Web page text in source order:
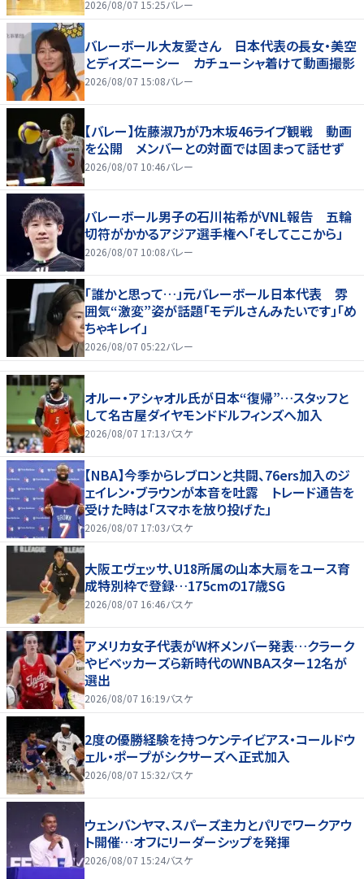
2026/08/07 15:25バレー
バレーボール大友愛さん 日本代表の長女・美空
とディズニーシー カチューシャ着けて動画撮影
2026/08/07 15:08バレー
【バレー】佐藤淑乃が乃木坂46ライブ観戦 動画
を公開 メンバーとの対面では固まって話せず
2026/08/07 10:46バレー
バレーボール男子の石川祐希がVNL報告 五輪
切符がかかるアジア選手権へ「そしてここから」
2026/08/07 10:08バレー
「誰かと思って…」元バレーボール日本代表 雰
囲気“激変”姿が話題「モデルさんみたいです」「め
ちゃキレイ」
2026/08/07 05:22バレー
オルー・アシャオル氏が日本“復帰”…スタッフと
して名古屋ダイヤモンドドルフィンズへ加入
2026/08/07 17:13バスケ
【NBA】今季からレブロンと共闘、76ers加入のジ
ェイレン・ブラウンが本音を吐露 トレード通告を
受けた時は「スマホを放り投げた」
2026/08/07 17:03バスケ
大阪エヴェッサ、U18所属の山本大扇をユース育
成特別枠で登録…175cmの17歳SG
2026/08/07 16:46バスケ
アメリカ女子代表がW杯メンバー発表…クラーク
やビベッカーズら新時代のWNBAスター12名が
選出
2026/08/07 16:19バスケ
2度の優勝経験を持つケンテイビアス・コールドウ
ェル・ポープがシクサーズへ正式加入
2026/08/07 15:32バスケ
ウェンバンヤマ、スパーズ主力とパリでワークアウ
ト開催…オフにリーダーシップを発揮
2026/08/07 15:24バスケ